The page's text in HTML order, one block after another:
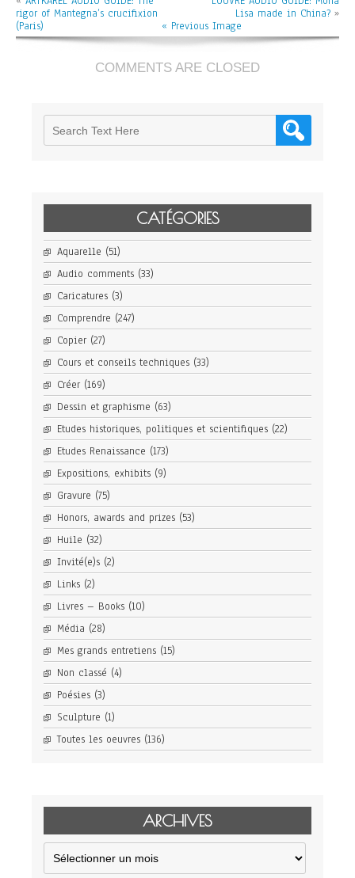
before
your
rigor of Mantegna’s crucifixion
(Paris)
Lisa made in China? »
« Previous Image
COMMENTS ARE CLOSED
CATÉGORIES
Aquarelle (51)
Audio comments (33)
Caricatures (3)
Comprendre (247)
Copier (27)
Cours et conseils techniques (33)
Créer (169)
Dessin et graphisme (63)
Etudes historiques, politiques et scientifiques (22)
Etudes Renaissance (173)
Expositions, exhibits (9)
Gravure (75)
Honors, awards and prizes (53)
Huile (32)
Invité(e)s (2)
Links (2)
Livres – Books (10)
Média (28)
Mes grands entretiens (15)
Non classé (4)
Poésies (3)
Sculpture (1)
Toutes les oeuvres (136)
ARCHIVES
Archives